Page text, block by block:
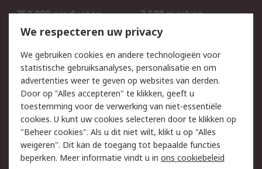
750.000 producten
2.500 merken
Bestellen
Inkoopoplossingen
Track & Trace
Wettelijk
Cookiebeleid
Email veiligheid
Privacybeleid
Websitevoorwaarden
Algemene
verkoopvoorwaarden
We respecteren uw privacy
We gebruiken cookies en andere technologieën voor
statistische gebruiksanalyses, personalisatie en om
advertenties weer te geven op websites van derden.
Door op "Alles accepteren" te klikken, geeft u
toestemming voor de verwerking van niet-essentiële
cookies. U kunt uw cookies selecteren door te klikken op
"Beheer cookies". Als u dit niet wilt, klikt u op "Alles
weigeren". Dit kan de toegang tot bepaalde functies
beperken. Meer informatie vindt u in ons cookiebeleid